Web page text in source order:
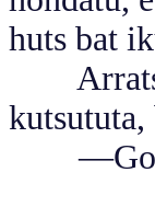
huts bat
kutsututa,